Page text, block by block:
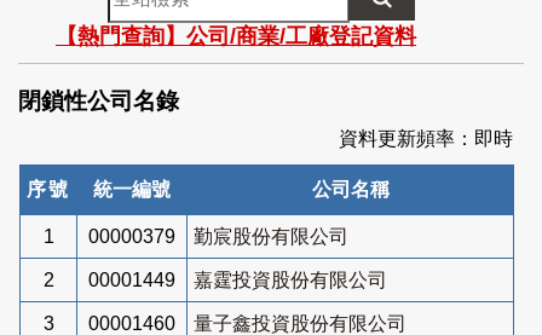
站
檢
索
【熱門查詢】公司/商業/工廠登記資料
閉鎖性公司名錄
資料更新頻率：即時
序號 統一編號 公司名稱
1 00000379 勤宸股份有限公司
2 00001449 嘉霆投資股份有限公司
3 00001460 量子鑫投資股份有限公司